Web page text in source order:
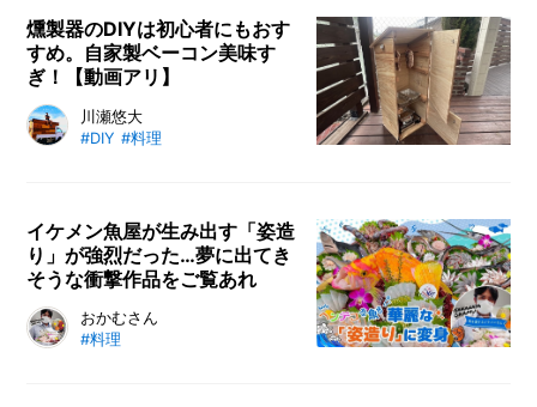
ラ
ッ
ク
で
シ
ン
ス
ッ
キ
し
た
メ
ー
燻製器のDIYは初心者にもおす
すめ。自家製ベーコン美味す
ぎ！【動画アリ】
合板と角材で「燻製器」をDIYする
方法を紹介します。木材をビスで固
が完成したら、実際に豚バラを燻製
する方法もご紹介。試食するまでの
一部始終をまとめました。
川瀬悠大
#DIY #料理
イケメン魚屋が生み出す「姿造
り」が強烈だった…夢に出てき
そうな衝撃作品をご覧あれ
お魚の姿造りに美しさと芸術性を加
えた「姿創り」をつくり上げ、魚の
おかむさん
#料理